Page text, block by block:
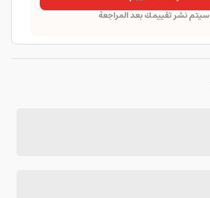
سيتم نشر تقييمك بعد المراجعة